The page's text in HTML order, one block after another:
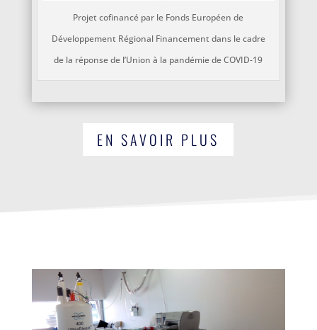
Projet cofinancé par le Fonds Européen de
Développement Régional Financement dans le cadre
de la réponse de l’Union à la pandémie de COVID-19
EN SAVOIR PLUS